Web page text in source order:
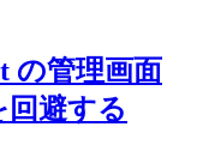
の管理画面
避する